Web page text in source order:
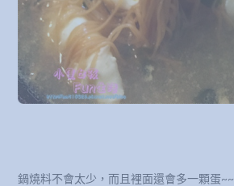
鍋燒料不會太少，而且裡面還會多一顆蛋~~